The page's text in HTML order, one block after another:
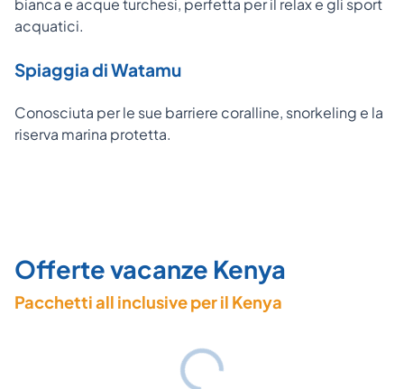
bianca e acque turchesi, perfetta per il relax e gli sport
acquatici.
Spiaggia di Watamu
Conosciuta per le sue barriere coralline, snorkeling e la
riserva marina protetta.
Offerte vacanze Kenya
Pacchetti all inclusive per il Kenya